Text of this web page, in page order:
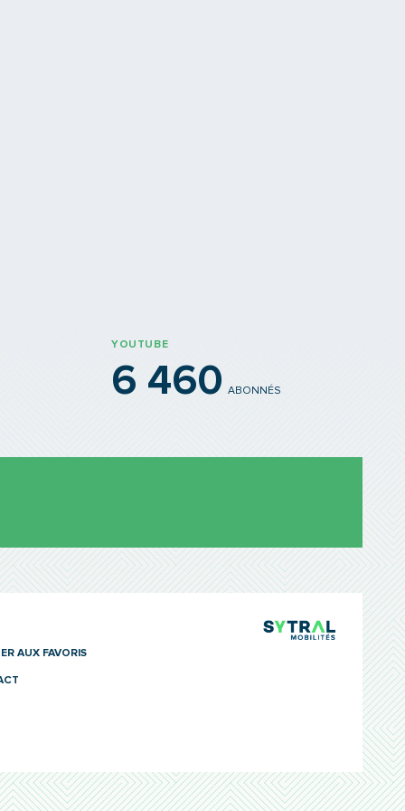
YOUTUBE
6 460 ABONNÉS
AUX FAVORIS
TCL